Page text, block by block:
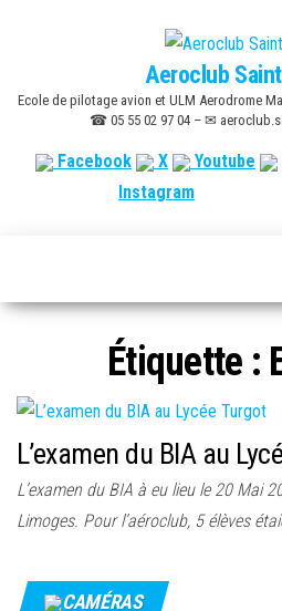
content
Aeroclub
Ecole de pilotage avion et ULM Aerodrome
☎ 05 55 02 97 04 – ✉
Facebook X
Youtube
Instagram
Étiquette :
L’examen du BIA au
L’examen du BIA à eu lieu le 20 Mai
Limoges. Pour l’aéroclub, 5 élèves
CAMÉRAS